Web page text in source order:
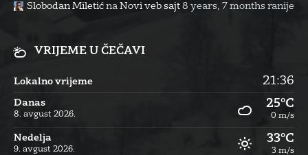
Slobodan Miletić na Novi veb sajt 8 years, 7 months ranije
VRIJEME U ČEČAVI
Lokalno vrijeme 21:36
Danas
8. avgust 2026.
25°C
0 m/s
Nedelja
9. avgust 2026.
33°C
3 m/s